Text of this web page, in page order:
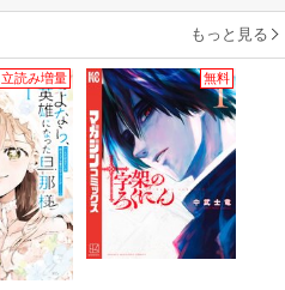
もっと見る
立読み増量 無料